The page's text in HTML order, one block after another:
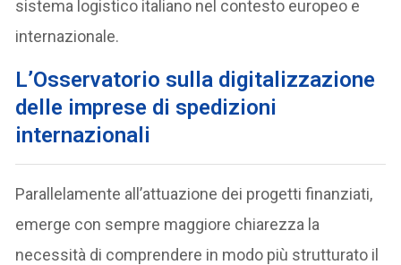
sistema logistico italiano nel contesto europeo e
internazionale.
L’Osservatorio sulla digitalizzazione
delle imprese di spedizioni
internazionali
Parallelamente all’attuazione dei progetti finanziati,
emerge con sempre maggiore chiarezza la
necessità di comprendere in modo più strutturato il